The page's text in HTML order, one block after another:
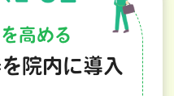
高める
院内に導入